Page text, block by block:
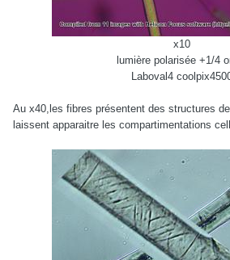
x10
lumière polarisée +1/4
Laboval4
Au x40,les fibres présentent des structures
laissent apparaitre les compartimentations